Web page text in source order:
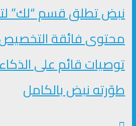
نبض تطلق قسم “لك”
محتوى فائقة
توصيات قائم على
طوّرته نبض بالكامل